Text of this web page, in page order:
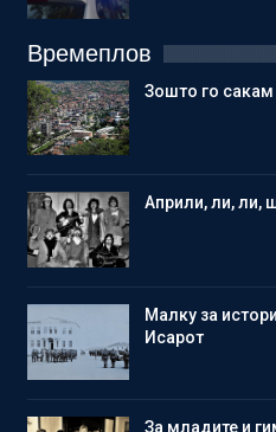
Времеплов
Зошто го
Aприли, ли, ли,
Малку за
Исарот
Зa младите и